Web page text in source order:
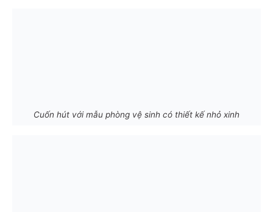
Cuốn hút với mẫu phòng vệ sinh có thiết kế nhỏ xinh